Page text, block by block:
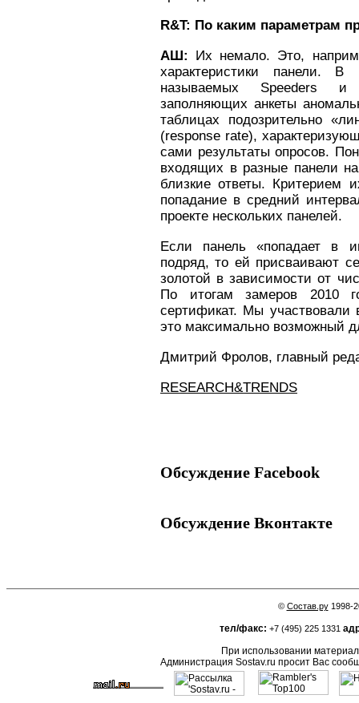
R&T: По каким параметрам
АШ: Их немало. Это,
характеристики панели.
называемых Speeders и
заполняющих анкеты
таблицах подозрительно
(response rate),
сами результаты опросов.
входящих в разные панели
близкие ответы. Критерием
попадание в средний
проекте нескольких панелей.
Если панель «попадает в
подряд, то ей присваивают
золотой в зависимости от
По итогам замеров 2010
сертификат. Мы участвовали
это максимально возможный
Дмитрий Фролов, главный
RESEARCH&TRENDS
Обсуждение Facebook
Обсуждение Вконтакте
© Состав.ру1998-
тел/факс: +7 (495) 225 1331
При использовании
Администрация Sostav.ru просит Вас